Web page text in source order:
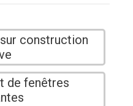
construction
de fenêtres